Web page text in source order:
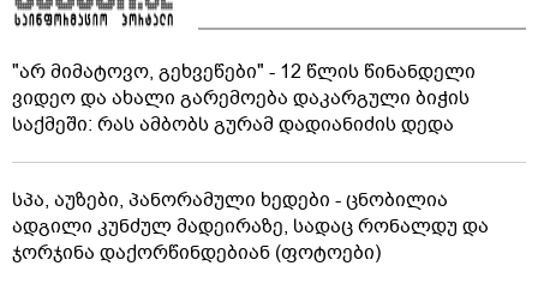
"არ მიმატოვო, გეხვეწები" - 12 წლის წინანდელი
ვიდეო და ახალი გარემოება დაკარგული ბიჭის
საქმეში: რას ამბობს გურამ დადიანიძის დედა
სპა, აუზები, პანორამული ხედები - ცნობილია
ადგილი კუნძულ მადეირაზე, სადაც რონალდუ და
ჯორჯინა დაქორწინდებიან (ფოტოები)